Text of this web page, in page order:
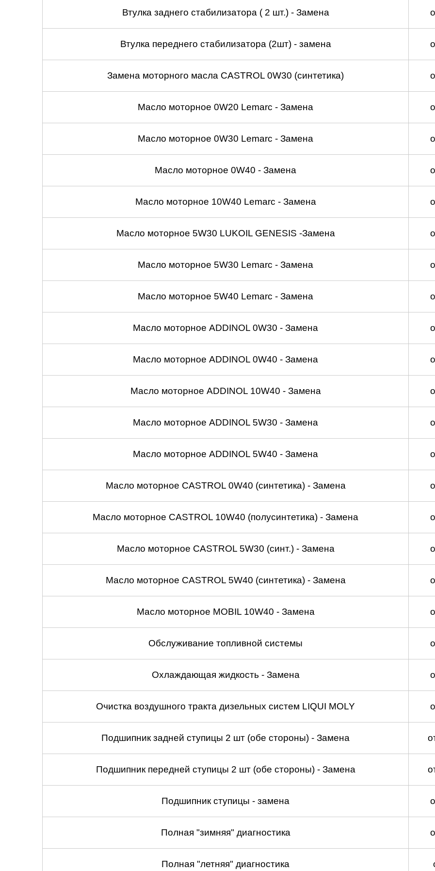
Челябинск
Втулка заднего стабилизатора ( 2 шт.) - Замена
Втулка переднего стабилизатора (2шт) - замена
Замена моторного масла CASTROL 0W30 (синтетика)
Масло моторное 0W20 Lemarc - Замена
Масло моторное 0W30 Lemarc - Замена
Масло моторное 0W40 - Замена
Масло моторное 10W40 Lemarc - Замена
Масло моторное 5W30 LUKOIL GENESIS -Замена
Масло моторное 5W30 Lemarc - Замена
Масло моторное 5W40 Lemarc - Замена
Масло моторное ADDINOL 0W30 - Замена
Масло моторное ADDINOL 0W40 - Замена
Масло моторное ADDINOL 10W40 - Замена
Масло моторное ADDINOL 5W30 - Замена
Масло моторное ADDINOL 5W40 - Замена
Масло моторное CASTROL 0W40 (синтетика) - Замена
Масло моторное CASTROL 10W40 (полусинтетика) - Замена
Масло моторное CASTROL 5W30 (синт.) - Замена
Масло моторное CASTROL 5W40 (синтетика) - Замена
Масло моторное MOBIL 10W40 - Замена
Обслуживание топливной системы
Охлаждающая жидкость - Замена
Очистка воздушного тракта дизельных систем LIQUI MOLY
Подшипник задней ступицы 2 шт (обе стороны) - Замена
Подшипник передней ступицы 2 шт (обе стороны) - Замена
Подшипник ступицы - замена
Полная "зимняя" диагностика
Полная "летняя" диагностика